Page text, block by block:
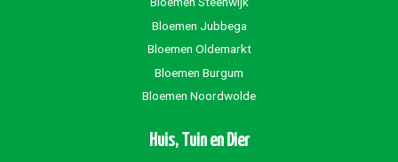
Bloemen Jubbega
Bloemen Oldemarkt
Bloemen Burgum
Bloemen Noordwolde
Huis, Tuin en Dier